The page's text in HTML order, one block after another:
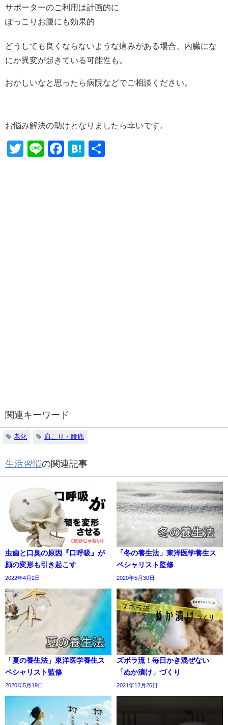
サポーターのご利用は計画的に
ぽっこりお腹にも効果的
どうしても良くならないような痛みがある場合、内臓にな
にか異変が起きている可能性も。
おかしいなと思ったら病院などでご相談ください。
お悩み解決の助けとなりましたら幸いです。
Twitter
LineFacebook
Hatena
関連キーワード
老化 肩こり・腰痛
生活習慣の関連記事
虫歯と口臭の原因『口呼吸』が
顔の変形も引き起こす
2022年4月2日
「冬の養生法」東洋医学養生ス
ペシャリスト監修
2020年5月30日
「夏の養生法」東洋医学養生ス
ペシャリスト監修
2020年5月19日
ズボラ流！毎日かき混ぜない
「ぬか漬け」づくり
2021年12月26日